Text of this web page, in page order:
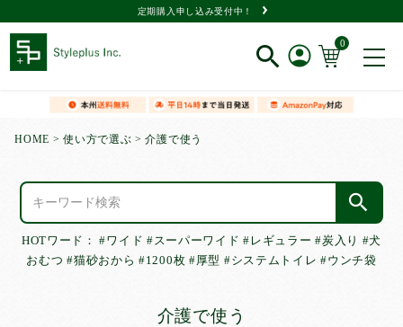
定期購入申し込み受付中！
新規会員登録
ログイン
閲覧履歴
0
HOME 使い方で選ぶ 介護で使う
HOTワード： #ワイド #スーパーワイド #レギュラー #炭入り #犬
おむつ #猫砂おから #1200枚 #厚型 #システムトイレ #ウンチ袋
介護で使う